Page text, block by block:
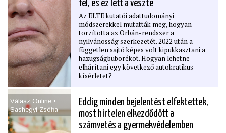
ban elhunyt. Mégis, az idehaza szinte
ismeretlen A katonai alkalmatlanság
pszichológiájáról című könyve
kísértetiesen passzol a magyar helyzetre.
Nemcsak a közelmúltat segít megértetni,
de ﬁgyelmeztetés a jelen és a jövő erős
vezetőinek is.
fel, és ez lett a veszte
Az ELTE kutatói adattudományi
módszerekkel mutatták meg, hogyan
torzította az Orbán-rendszer a
nyilvánosság szerkezetét. 2022 után a
független sajtó képes volt kipukkasztani a
hazugságbuborékot. Hogyan lehetne
elhárítani egy következő autokratikus
kísérletet?
Válasz Online •
Sashegyi Zsóﬁa
Eddig minden bejelentést elfektettek,
most hirtelen elkezdődött a
számvetés a gyermekvédelemben